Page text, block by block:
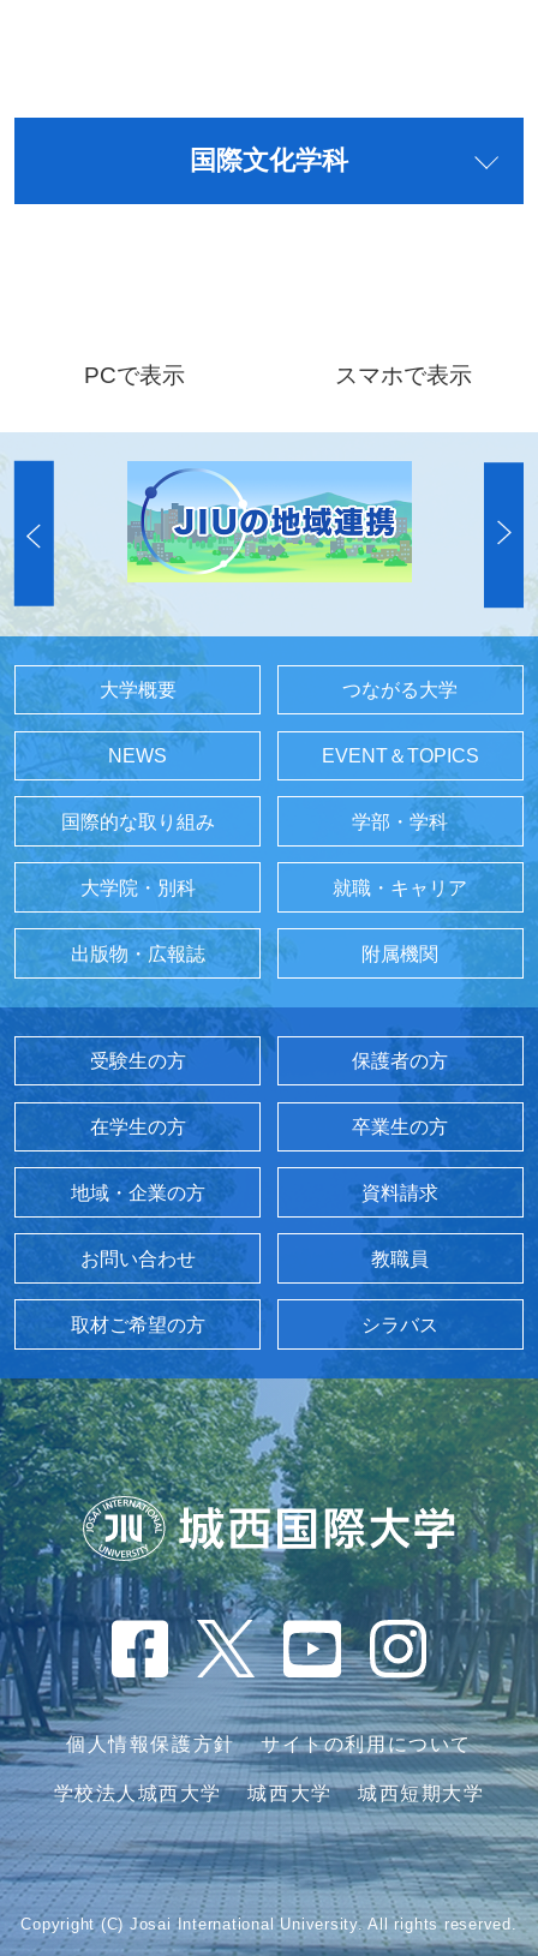
国際文化学科
PCで表示 スマホで表示
大学概要 つながる大学
NEWS EVENT＆TOPICS
国際的な取り組み 学部・学科
大学院・別科 就職・キャリア
出版物・広報誌 附属機関
受験生の方 保護者の方
在学生の方 卒業生の方
地域・企業の方 資料請求
お問い合わせ 教職員
取材ご希望の方 シラバス
個人情報保護方針 サイトの利用について
学校法人城西大学 城西大学 城西短期大学
Copyright (C) Josai International University. All rights reserved.